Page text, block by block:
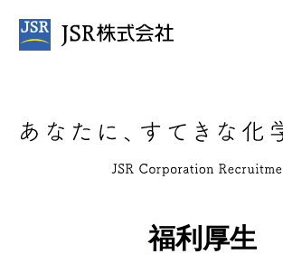
福利厚生